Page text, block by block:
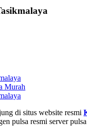
Murah
di situs website resmi
pulsa resmi server